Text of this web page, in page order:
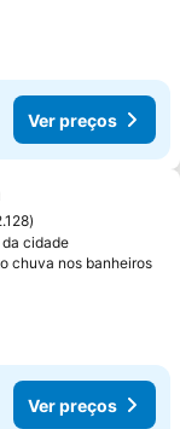
Ver preços
favoritos
da cidade
chuva nos banheiros
Ver preços